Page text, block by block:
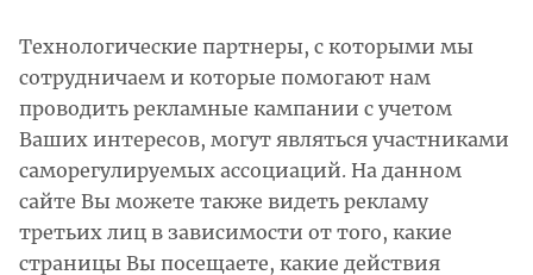
Технологические партнеры, с которыми мы
сотрудничаем и которые помогают нам
проводить рекламные кампании с учетом
Ваших интересов, могут являться участниками
саморегулируемых ассоциаций. На данном
сайте Вы можете также видеть рекламу
третьих лиц в зависимости от того, какие
страницы Вы посещаете, какие действия